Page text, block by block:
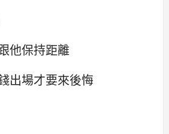
他保持距離
出場才要來後悔